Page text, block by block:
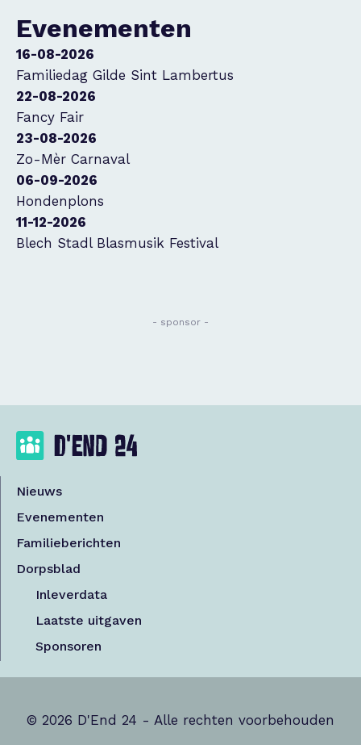
Evenementen
16-08-2026
Familiedag Gilde Sint Lambertus
22-08-2026
Fancy Fair
23-08-2026
Zo-Mèr Carnaval
06-09-2026
Hondenplons
11-12-2026
Blech Stadl Blasmusik Festival
- sponsor -
Nieuws
Evenementen
Familieberichten
Dorpsblad
Inleverdata
Laatste uitgaven
Sponsoren
© 2026 D'End 24 - Alle rechten voorbehouden